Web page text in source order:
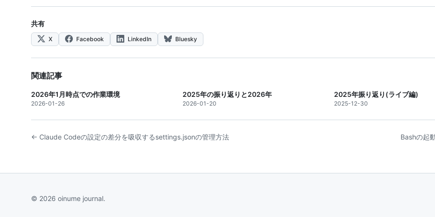
共有
X Facebook LinkedIn Bluesky
関連記事
2026年1月時点での作業環境
2026-01-26
2025年の振り返りと2026年
2026-01-20
2025年振り返り(ライブ編)
2025-12-30
← Claude Codeの設定の差分を吸収するsettings.jsonの管理方法 Bashの起
© 2026 oinume journal.